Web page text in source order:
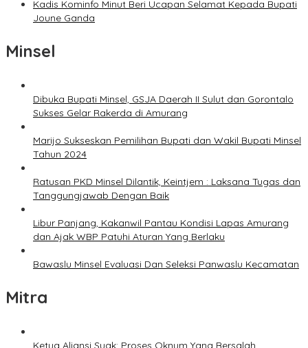
Kadis Kominfo Minut Beri Ucapan Selamat Kepada Bupati
Joune Ganda
Minsel
Dibuka Bupati Minsel, GSJA Daerah II Sulut dan Gorontalo
Sukses Gelar Rakerda di Amurang
Marijo Sukseskan Pemilihan Bupati dan Wakil Bupati Minsel
Tahun 2024
Ratusan PKD Minsel Dilantik, Keintjem : Laksana Tugas dan
Tanggungjawab Dengan Baik
Libur Panjang, Kakanwil Pantau Kondisi Lapas Amurang
dan Ajak WBP Patuhi Aturan Yang Berlaku
Bawaslu Minsel Evaluasi Dan Seleksi Panwaslu Kecamatan
Mitra
Ketua Aliansi Suak: Proses Oknum Yang Bersalah